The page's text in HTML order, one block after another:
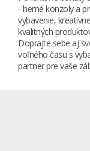
- herné konzoly a
vybavenie,
kvalitných
Doprajte sebe aj
voľného času s
partner pre vaše